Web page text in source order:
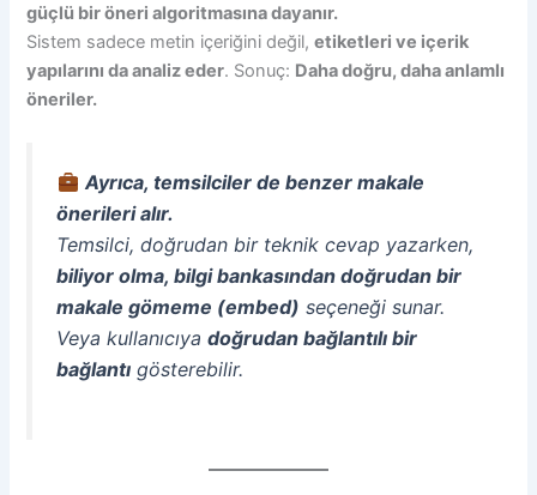
güçlü bir öneri algoritmasına dayanır.
Sistem sadece metin içeriğini değil,etiketleri ve içerik
yapılarını da analiz eder. Sonuç: Daha doğru, daha anlamlı
öneriler.
Ayrıca, temsilciler de benzer makale
önerileri alır.
Temsilci, doğrudan bir teknik cevap yazarken,
biliyor olma, bilgi bankasından doğrudan bir
makale gömeme (embed) seçeneği sunar.
Veya kullanıcıyadoğrudan bağlantılı bir
bağlantı gösterebilir.